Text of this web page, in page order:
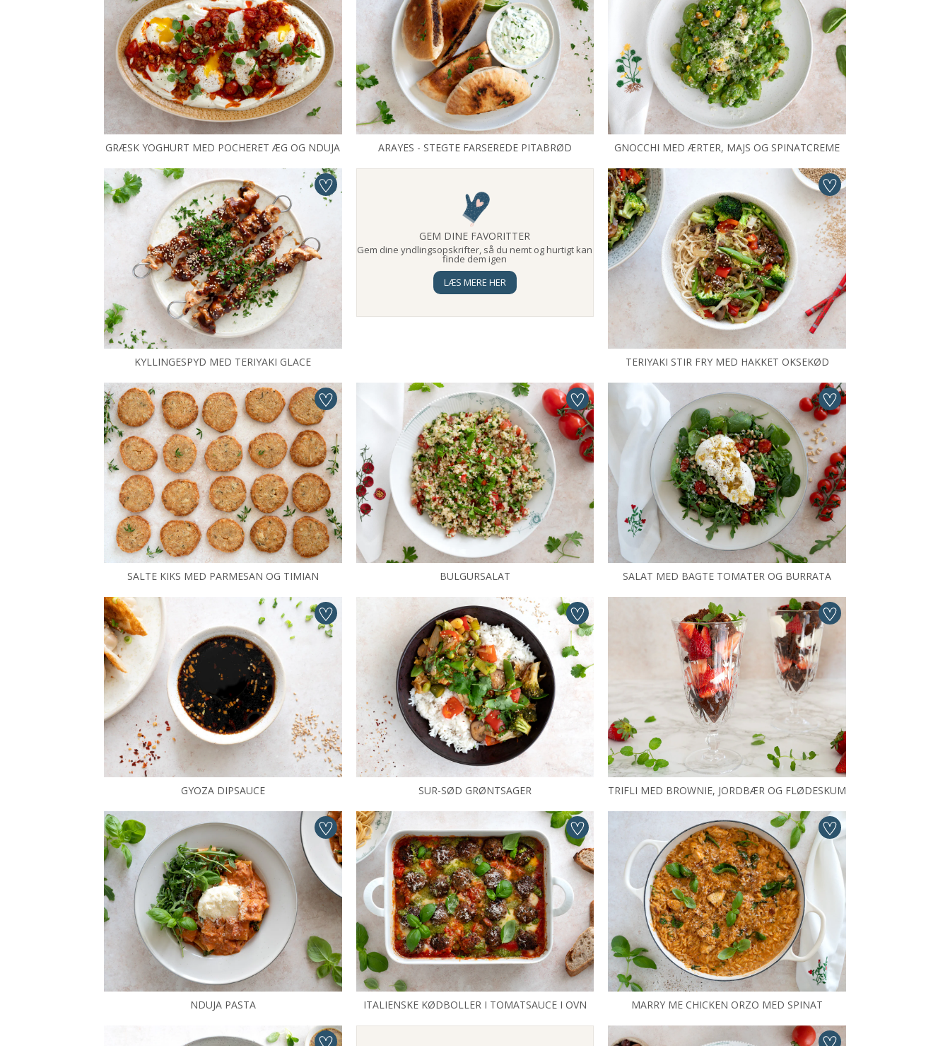
GRÆSK YOGHURT MED POCHERET ÆG OG NDUJA ARAYES - STEGTE FARSEREDE PITABRØD GNOCCHI MED ÆRTER, MAJS OG SPINATCREME
KYLLINGESPYD MED TERIYAKI GLACE
GEM DINE FAVORITTER
Gem dine yndlingsopskrifter, så du nemt og hurtigt kan
finde dem igen
LÆS MERE HER
TERIYAKI STIR FRY MED HAKKET OKSEKØD
SALTE KIKS MED PARMESAN OG TIMIAN BULGURSALAT SALAT MED BAGTE TOMATER OG BURRATA
GYOZA DIPSAUCE SUR-SØD GRØNTSAGER TRIFLI MED BROWNIE, JORDBÆR OG FLØDESKUM
NDUJA PASTA ITALIENSKE KØDBOLLER I TOMATSAUCE I OVN MARRY ME CHICKEN ORZO MED SPINAT